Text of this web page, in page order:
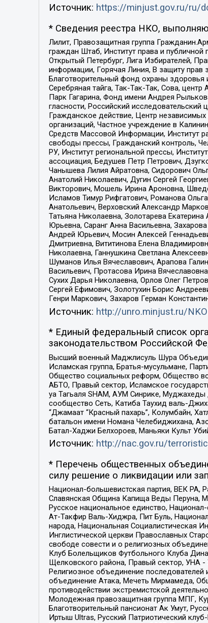
Источник: https://minjust.gov.ru/ru/
* Сведения реестра НКО,
Лилит, Правозащитная группа
граждан Штаб, Институт права и
Открытый Петербург, Лига Избирателей,
информации, Горячая Линия, В защиту
Благотворительный фонд охраны
Серебряная тайга, Так-Так-Так, Сова,
Парк Гагарина, Фонд имени Андрея
гласности, Российский исследовательский
Гражданское действие, Центр
организаций, Частное учреждение в
Средств Массовой Информации, Институт
свободы прессы, Гражданский контроль,
РУ, Институт региональной прессы,
ассоциация, Бедушев Петр Петрович,
Чанышева Лилия Айратовна, Сидорович
Анатолий Николаевич, Дугин Сергей
Викторович, Мошель Ирина Ароновна,
Исламов Тимур Рифгатович, Романова
Анатольевич, Верховский Александр
Татьяна Николаевна, Золотарева
Юрьевна, Саранг Анна Васильевна,
Андрей Юрьевич, Мосин Алексей
Дмитриевна, Вититинова Елена
Николаевна, Ганнушкина Светлана
Шуманов Илья Вячеславович, Арапова
Васильевич, Протасова Ирина
Сухих Дарья Николаевна, Орлов Олег
Сергей Ефимович, Золотухин Борис
Генри Маркович, Захаров Герман
Источник: http://unro.minjust.ru/
* Единый федеральный список
законодательством Российской
Высший военный Маджлисуль Шура
Исламская группа, Братья-мусульмане,
Общество социальных реформ, Общество
АБТО, Правый сектор, Исламское
уа Тагьаля SHAM, АУМ Синрике,
сообщество Сеть, Катиба Таухид валь-
“Джамаат “Красный пахарь”, Колумбайн,
батальон имени Номана Челебиджихана,
Батал-Хаджи Белхороев, Маньяки Культ
Источник: http://nac.gov.ru/
* Перечень общественных
силу решение о ликвидации или
Национал-большевистская партия, ВЕК РА,
Славянская Община Капища Веды Перуна,
Русское национальное единство,
Ат-Такфир Валь-Хиджра, Пит Буль,
народа, Национальная Социалистическая
Инглистической церкви Православных
свободе совести и о религиозных
Клуб Болельщиков Футбольного Клуба
Щелковского района, Правый сектор, УНА -
Религиозное объединение последователей
объединение Атака, Мечеть Мирмамеда,
противодействии экстремистской
Молодежная правозащитная группа МПГ,
Благотворительный пансионат Ак Умут,
Иртыш Ultras, Русский Патриотический